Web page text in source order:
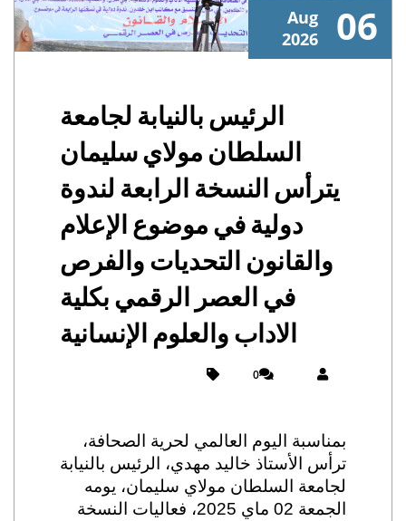
06
Aug
2026
الرئيس بالنيابة لجامعة
السلطان مولاي سليمان
يترأس النسخة الرابعة لندوة
دولية في موضوع الإعلام
والقانون التحديات والفرص
في العصر الرقمي بكلية
الاداب والعلوم الإنسانية
0
بمناسبة اليوم العالمي لحرية الصحافة،
ترأس الأستاذ خاليد مهدي، الرئيس بالنيابة
لجامعة السلطان مولاي سليمان، يومه
الجمعة 02
ماي
فعاليات النسخة